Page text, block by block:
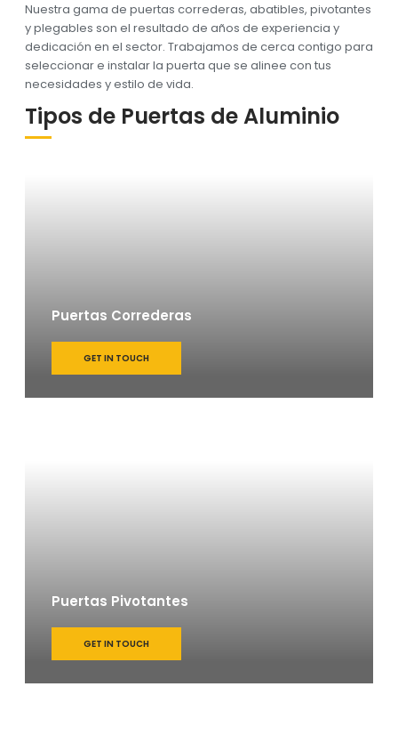
Nuestra gama de puertas correderas, abatibles, pivotantes
y plegables son el resultado de años de experiencia y
dedicación en el sector. Trabajamos de cerca contigo para
seleccionar e instalar la puerta que se alinee con tus
necesidades y estilo de vida.
Tipos de Puertas de Aluminio
Puertas Correderas
GET IN TOUCH
Puertas Pivotantes
GET IN TOUCH